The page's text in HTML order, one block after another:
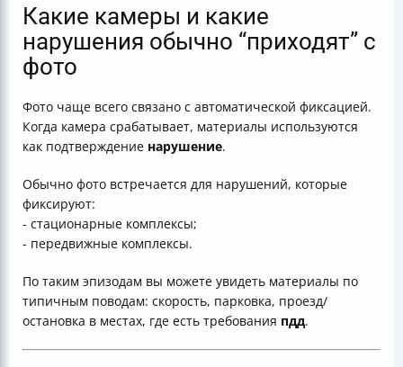
Какие камеры и какие
нарушения обычно “приходят” с
фото
Фото чаще всего связано с автоматической фиксацией.
Когда камера срабатывает, материалы используются
как подтверждение нарушение.
Обычно фото встречается для нарушений, которые
фиксируют:
- стационарные комплексы;
- передвижные комплексы.
По таким эпизодам вы можете увидеть материалы по
типичным поводам: скорость, парковка, проезд/
остановка в местах, где есть требования пдд.